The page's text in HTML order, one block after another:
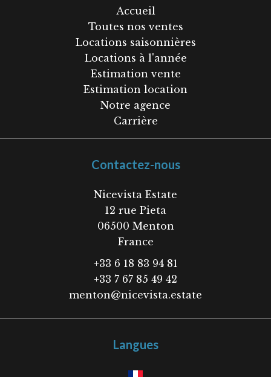
Accueil
Toutes nos ventes
Locations saisonnières
Locations à l'année
Estimation vente
Estimation location
Notre agence
Carrière
Contactez-nous
Nicevista Estate
12 rue Pieta
06500 Menton
France
+33 6 18 83 94 81
+33 7 67 85 49 42
menton@nicevista.estate
Langues